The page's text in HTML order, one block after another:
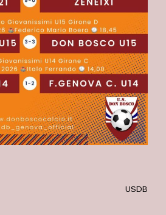
USDB